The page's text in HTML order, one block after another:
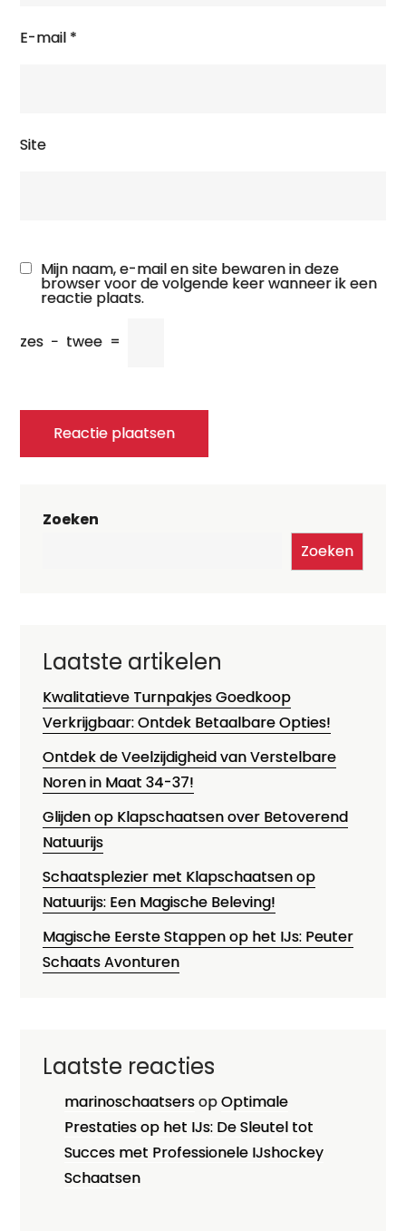
E-mail *
Site
Mijn naam, e-mail en site bewaren in deze
browser voor de volgende keer wanneer ik een
reactie plaats.
zes − twee =
Zoeken
Zoeken
Laatste artikelen
Kwalitatieve Turnpakjes Goedkoop
Verkrijgbaar: Ontdek Betaalbare Opties!
Ontdek de Veelzijdigheid van Verstelbare
Noren in Maat 34-37!
Glijden op Klapschaatsen over Betoverend
Natuurijs
Schaatsplezier met Klapschaatsen op
Natuurijs: Een Magische Beleving!
Magische Eerste Stappen op het IJs: Peuter
Schaats Avonturen
Laatste reacties
marinoschaatsersopOptimale
Prestaties op het IJs: De Sleutel tot
Succes met Professionele IJshockey
Schaatsen